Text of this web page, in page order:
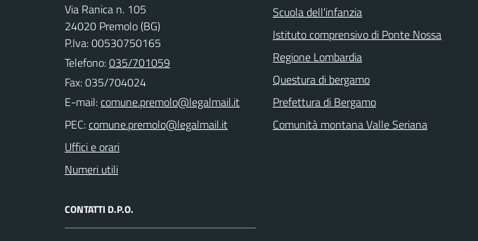
Via Ranica n. 105
24020 Premolo (BG)
P.Iva: 00530750165
Telefono:035/701059
Fax: 035/704024
E-mail:
PEC:
Uffici e orari
Numeri utili
CONTATTI D.P.O.
Scuola dell'infanzia
Istituto comprensivo di Ponte Nossa
Regione Lombardia
Questura di bergamo
Prefettura di Bergamo
Comunità montana Valle Seriana